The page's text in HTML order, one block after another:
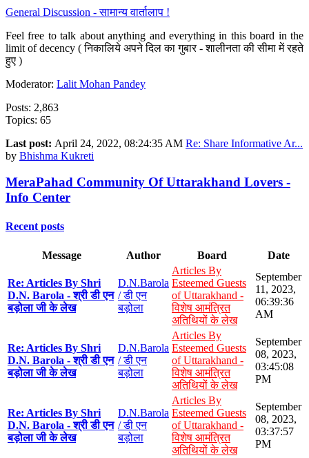
General Discussion - सामान्य वार्तालाप !
Feel free to talk about anything and everything in this board in the
limit of decency ( निकालिये अपने दिल का गुबार - शालीनता की सीमा में रहते
हुए )
Moderator: Lalit Mohan Pandey
Posts: 2,863
Topics: 65
Last post: April 24, 2022, 08:24:35 AM Re: Share Informative Ar...
by Bhishma Kukreti
MeraPahad Community Of Uttarakhand Lovers -
Info Center
Recent posts
Message Author Board Date
Re: Articles By Shri
D.N. Barola - श्री डी एन
बड़ोला जी के लेख
D.N.Barola
/ डी एन
बड़ोला
Articles By
Esteemed Guests
of Uttarakhand -
विशेष आमंत्रित
अतिथियों के लेख
September
11, 2023,
06:39:36
AM
Re: Articles By Shri
D.N. Barola - श्री डी एन
बड़ोला जी के लेख
D.N.Barola
/ डी एन
बड़ोला
Articles By
Esteemed Guests
of Uttarakhand -
विशेष आमंत्रित
अतिथियों के लेख
September
08, 2023,
03:45:08
PM
Re: Articles By Shri
D.N. Barola - श्री डी एन
बड़ोला जी के लेख
D.N.Barola
/ डी एन
बड़ोला
Articles By
Esteemed Guests
of Uttarakhand -
विशेष आमंत्रित
अतिथियों के लेख
September
08, 2023,
03:37:57
PM